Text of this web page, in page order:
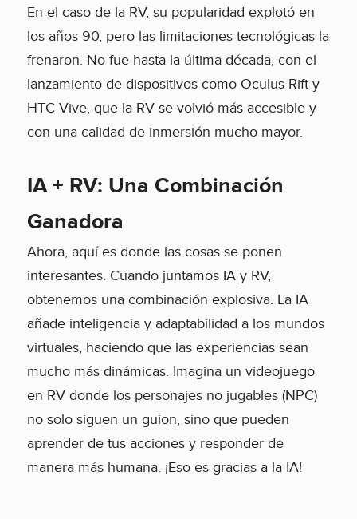
En el caso de la RV, su popularidad explotó en
los años 90, pero las limitaciones tecnológicas la
frenaron. No fue hasta la última década, con el
lanzamiento de dispositivos como Oculus Rift y
HTC Vive, que la RV se volvió más accesible y
con una calidad de inmersión mucho mayor.
IA + RV: Una Combinación
Ganadora
Ahora, aquí es donde las cosas se ponen
interesantes. Cuando juntamos IA y RV,
obtenemos una combinación explosiva. La IA
añade inteligencia y adaptabilidad a los mundos
virtuales, haciendo que las experiencias sean
mucho más dinámicas. Imagina un videojuego
en RV donde los personajes no jugables (NPC)
no solo siguen un guion, sino que pueden
aprender de tus acciones y responder de
manera más humana. ¡Eso es gracias a la IA!